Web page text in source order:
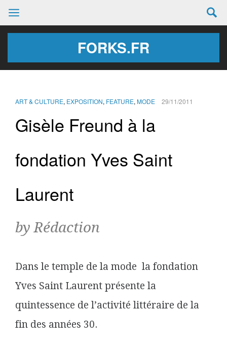
FORKS.FR
ART & CULTURE, EXPOSITION, FEATURE, MODE 29/11/2011
Gisèle Freund à la
fondation Yves Saint
Laurent
by Rédaction
Dans le temple de la mode la fondation
Yves Saint Laurent présente la
quintessence de l’activité littéraire de la
fin des années 30.